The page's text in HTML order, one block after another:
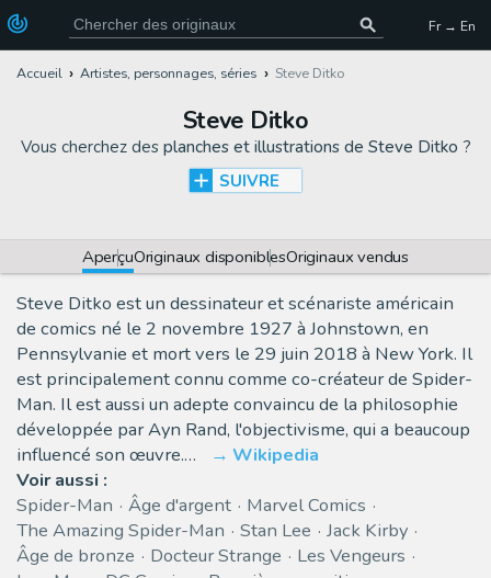
Fr → En
Accueil Artistes, personnages, séries Steve Ditko
Steve Ditko
Vous cherchez des planches et illustrations de Steve Ditko ?
SUIVRE
AperçuOriginaux disponiblesOriginaux vendus
Steve Ditko est un dessinateur et scénariste américain
de comics né le 2 novembre 1927 à Johnstown, en
Pennsylvanie et mort vers le 29 juin 2018 à New York. Il
est principalement connu comme co-créateur de Spider-
Man. Il est aussi un adepte convaincu de la philosophie
développée par Ayn Rand, l'objectivisme, qui a beaucoup
influencé son œuvre.…
Wikipedia
Voir aussi :
Spider-Man
Âge d'argent
Marvel Comics
The Amazing Spider-Man
Stan Lee
Jack Kirby
Âge de bronze
Docteur Strange
Les Vengeurs